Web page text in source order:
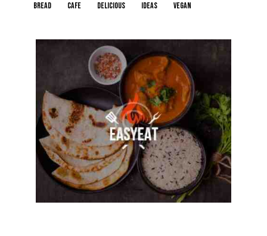
Bread Cafe Delicious Ideas Vegan